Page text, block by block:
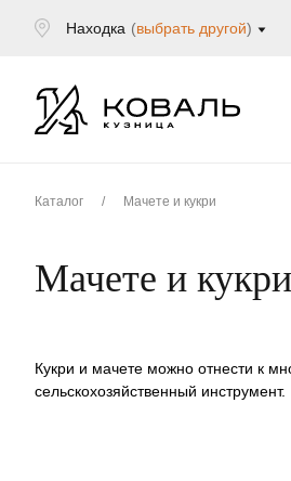
Находка (выбрать другой)
Каталог / Мачете и кукри
Мачете и кукри
Кукри и мачете можно отнести к
сельскохозяйственный инструмент.